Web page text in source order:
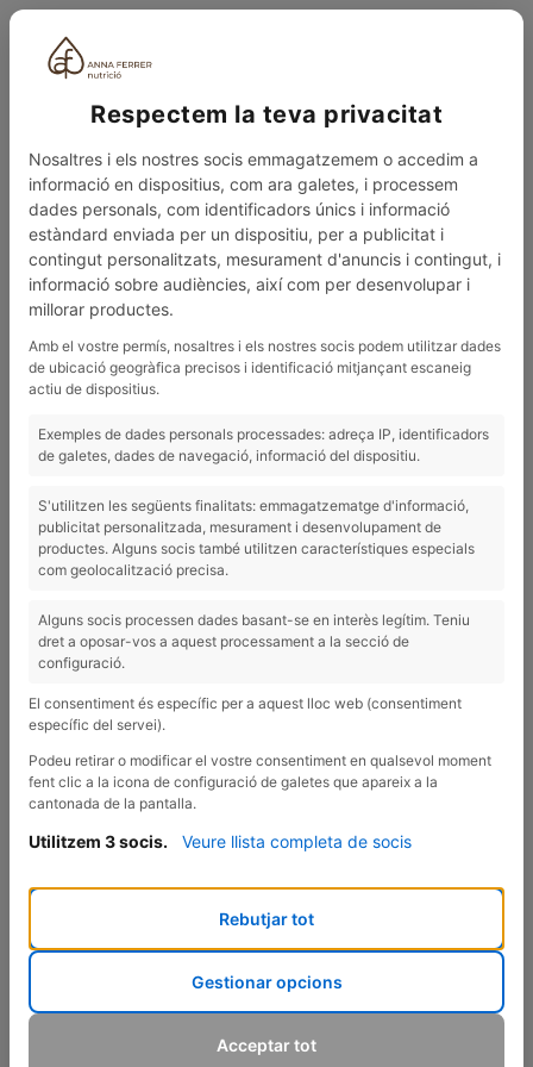
ESP
MENÚ 0
03/01/2023
Aligerar la digestión y el cuerpo...
...¡DESPUÉS DE NAVIDADES!
¿Cómo andas, de digestión? ¿Te sientes más pesada después
Respectem la teva privacitat
Nosaltres i els nostres socis emmagatzemem o accedim a
informació en dispositius, com ara galetes, i processem
dades personals, com identificadors únics i informació
estàndard enviada per un dispositiu, per a publicitat i
contingut personalitzats, mesurament d'anuncis i contingut, i
informació sobre audiències, així com per desenvolupar i
millorar productes.
Amb el vostre permís, nosaltres i els nostres socis podem utilitzar dades
de ubicació geogràfica precisos i identificació mitjançant escaneig
actiu de dispositius.
Exemples de dades personals processades: adreça IP, identificadors
de galetes, dades de navegació, informació del dispositiu.
S'utilitzen les següents finalitats: emmagatzematge d'informació,
publicitat personalitzada, mesurament i desenvolupament de
productes. Alguns socis també utilitzen característiques especials
com geolocalització precisa.
Alguns socis processen dades basant-se en interès legítim. Teniu
dret a oposar-vos a aquest processament a la secció de
configuració.
El consentiment és específic per a aquest lloc web (consentiment
específic del servei).
Podeu retirar o modificar el vostre consentiment en qualsevol moment
fent clic a la icona de configuració de galetes que apareix a la
cantonada de la pantalla.
Utilitzem 3 socis. Veure llista completa de socis
Rebutjar tot
Gestionar opcions
Acceptar tot